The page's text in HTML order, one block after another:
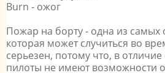
Burn - ожог
Пожар на борту - одна из самых
которая может случиться во
серьезен, потому что, в
пилоты не имеют возможности